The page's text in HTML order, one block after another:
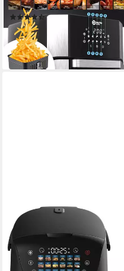
Programme, Rezeptheft
(43)
109,00 € 159,00 €
-31%
lieferbar - in 2-3 Werktagen bei dir